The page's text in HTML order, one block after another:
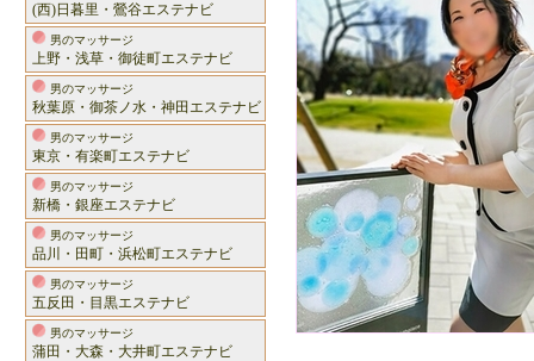
(西)日暮里・鶯谷エステナビ
男のマッサージ
上野・浅草・御徒町エステナビ
男のマッサージ
秋葉原・御茶ノ水・神田エステナビ
男のマッサージ
東京・有楽町エステナビ
男のマッサージ
新橋・銀座エステナビ
男のマッサージ
品川・田町・浜松町エステナビ
男のマッサージ
五反田・目黒エステナビ
男のマッサージ
蒲田・大森・大井町エステナビ